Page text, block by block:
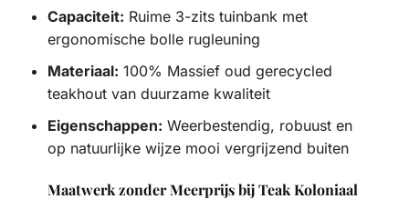
Capaciteit: Ruime 3-zits tuinbank met
ergonomische bolle rugleuning
Materiaal: 100% Massief oud gerecycled
teakhout van duurzame kwaliteit
Eigenschappen: Weerbestendig, robuust en
op natuurlijke wijze mooi vergrijzend buiten
Maatwerk zonder Meerprijs bij Teak Koloniaal